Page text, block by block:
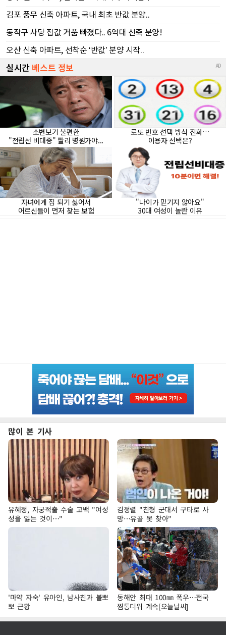
많이 본 기사
유혜정, 자궁적출 수술 고백 "여성
성을 잃는 것이…"
김정렬 "친형 군대서 구타로 사
망…유골 못 찾아"
'마약 자숙' 유아인, 남사친과 볼뽀
뽀 근황
동해안 최대 100㎜ 폭우…전국
찜통더위 계속[오늘날씨]